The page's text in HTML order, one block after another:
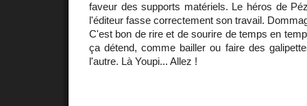
faveur des supports matériels. Le héros de
l'éditeur fasse correctement son travail.
C'est bon de rire et de sourire de temps en
ça détend, comme bailler ou faire des
l'autre. Là Youpi... Allez !